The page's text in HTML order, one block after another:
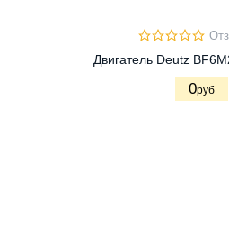
Двигатель Deutz
0руб